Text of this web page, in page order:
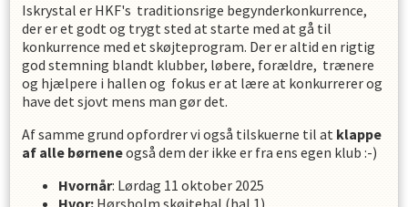
Iskrystal er HKF's traditionsrige begynderkonkurrence,
der er et godt og trygt sted at starte med at gå til
konkurrence med et skøjteprogram. Der er altid en rigtig
god stemning blandt klubber, løbere, forældre, trænere
og hjælpere i hallen og fokus er at lære at konkurrerer og
have det sjovt mens man gør det.
Af samme grund opfordrer vi også tilskuerne til at klappe
af alle børneneogså dem der ikke er fra ens egen klub :-)
Hvornår: Lørdag 11 oktober 2025
Hvor: Hørsholm skøjtehal (hal 1)